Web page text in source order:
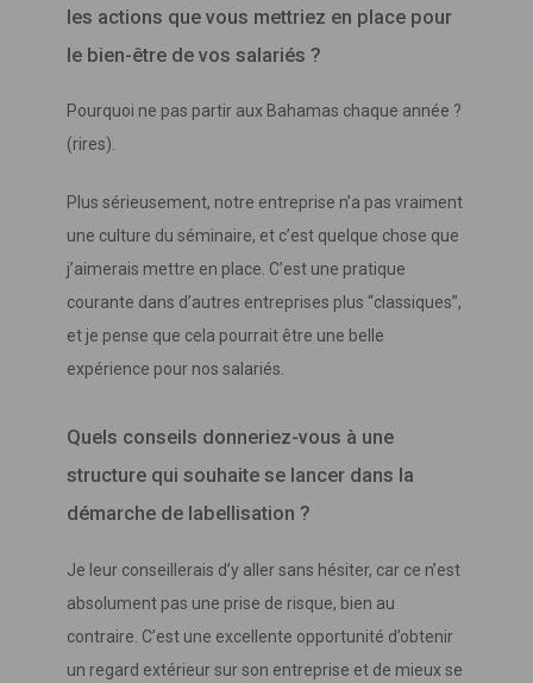
les actions que vous mettriez en place pour
le bien-être de vos salariés ?
Pourquoi ne pas partir aux Bahamas chaque année ?
(rires).
Plus sérieusement, notre entreprise n’a pas vraiment
une culture du séminaire, et c’est quelque chose que
j’aimerais mettre en place. C’est une pratique
courante dans d’autres entreprises plus “classiques”,
et je pense que cela pourrait être une belle
expérience pour nos salariés.
Quels conseils donneriez-vous à une
structure qui souhaite se lancer dans la
démarche de labellisation ?
Je leur conseillerais d’y aller sans hésiter, car ce n’est
absolument pas une prise de risque, bien au
contraire. C’est une excellente opportunité d’obtenir
un regard extérieur sur son entreprise et de mieux se